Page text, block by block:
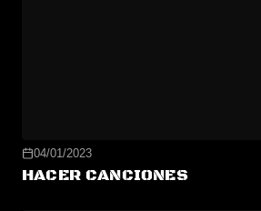
04/01/2023
HACER CANCIONES